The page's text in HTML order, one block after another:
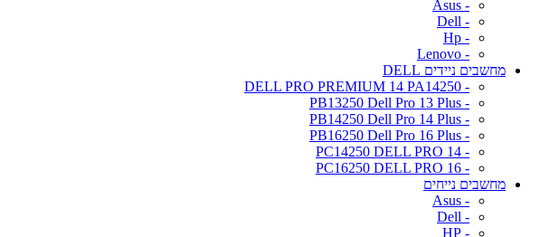
- Asus
- Dell
- Hp
- Lenovo
מחשבים ניידים DELL
- DELL PRO PREMIUM 14 PA14250
- PB13250 Dell Pro 13 Plus
- PB14250 Dell Pro 14 Plus
- PB16250 Dell Pro 16 Plus
- PC14250 DELL PRO 14
- PC16250 DELL PRO 16
מחשבים נייחים
- Asus
- Dell
- HP